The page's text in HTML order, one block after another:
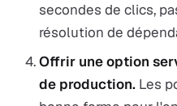
secondes de clics,
résolution de
Offrir une option
de production. Les